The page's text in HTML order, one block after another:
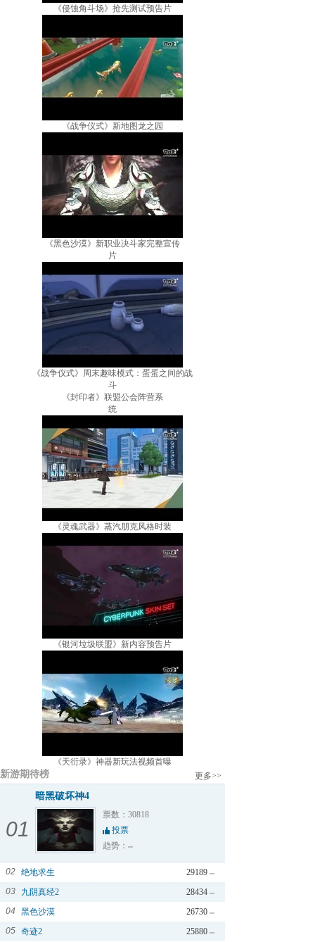
《侵蚀角斗场》抢先测试预告片
《战争仪式》新地图龙之园
《黑色沙漠》新职业决斗家完整宣传
片
《战争仪式》周末趣味模式：蛋蛋之间的战
斗
《封印者》联盟公会阵营系
统
《灵魂武器》蒸汽朋克风格时装
《银河垃圾联盟》新内容预告片
《天衍录》神器新玩法视频首曝
新游期待榜 更多>>
01
暗黑破坏神4
票数：30818
投票
趋势：
02 29189
绝地求生
03
28434
九阴真经2
04
26730
黑色沙漠
05
25880
奇迹2